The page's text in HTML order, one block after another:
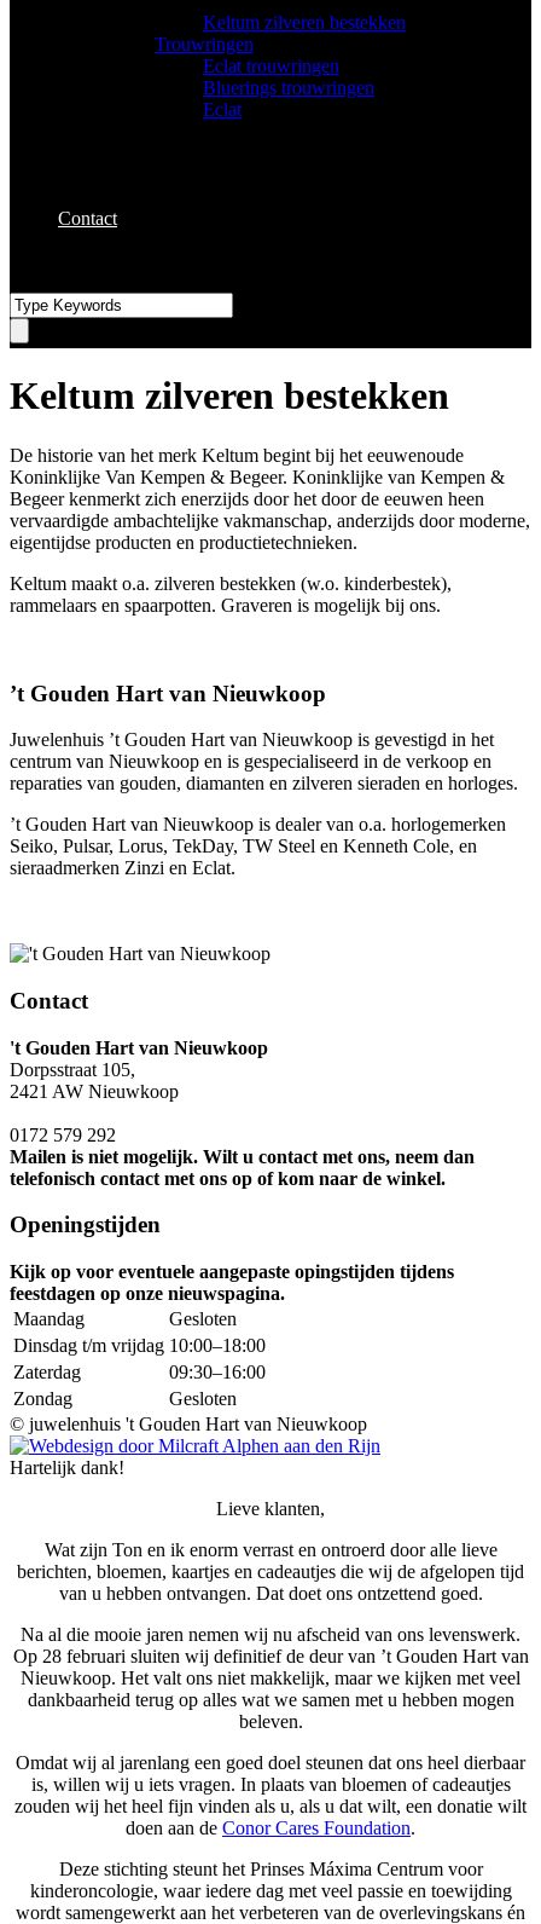
Keltum zilveren bestekken
Trouwringen
Eclat trouwringen
Bluerings trouwringen
Eclat
Contact
Keltum zilveren bestekken
De historie van het merk Keltum begint bij het eeuwenoude
Koninklijke Van Kempen & Begeer. Koninklijke van Kempen &
Begeer kenmerkt zich enerzijds door het door de eeuwen heen
vervaardigde ambachtelijke vakmanschap, anderzijds door moderne,
eigentijdse producten en productietechnieken.
Keltum maakt o.a. zilveren bestekken (w.o. kinderbestek),
rammelaars en spaarpotten. Graveren is mogelijk bij ons.
’t Gouden Hart van Nieuwkoop
Juwelenhuis ’t Gouden Hart van Nieuwkoop is gevestigd in het
centrum van Nieuwkoop en is gespecialiseerd in de verkoop en
reparaties van gouden, diamanten en zilveren sieraden en horloges.
’t Gouden Hart van Nieuwkoop is dealer van o.a. horlogemerken
Seiko, Pulsar, Lorus, TekDay, TW Steel en Kenneth Cole, en
sieraadmerken Zinzi en Eclat.
Contact
't Gouden Hart van Nieuwkoop
Dorpsstraat 105,
2421 AW Nieuwkoop
0172 579 292
Mailen is niet mogelijk. Wilt u contact met ons, neem dan
telefonisch contact met ons op of kom naar de winkel.
Openingstijden
Kijk op voor eventuele aangepaste opingstijden tijdens
feestdagen op onze nieuwspagina.
Maandag
Gesloten
Dinsdag t/m vrijdag 10:00–18:00
Zaterdag
09:30–16:00
Zondag
Gesloten
© juwelenhuis 't Gouden Hart van Nieuwkoop
Hartelijk dank!
Lieve klanten,
Wat zijn Ton en ik enorm verrast en ontroerd door alle lieve
berichten, bloemen, kaartjes en cadeautjes die wij de afgelopen tijd
van u hebben ontvangen. Dat doet ons ontzettend goed.
Na al die mooie jaren nemen wij nu afscheid van ons levenswerk.
Op 28 februari sluiten wij definitief de deur van ’t Gouden Hart van
Nieuwkoop. Het valt ons niet makkelijk, maar we kijken met veel
dankbaarheid terug op alles wat we samen met u hebben mogen
beleven.
Omdat wij al jarenlang een goed doel steunen dat ons heel dierbaar
is, willen wij u iets vragen. In plaats van bloemen of cadeautjes
zouden wij het heel fijn vinden als u, als u dat wilt, een donatie wilt
doen aan de Conor Cares Foundation.
Deze stichting steunt het Prinses Máxima Centrum voor
kinderoncologie, waar iedere dag met veel passie en toewijding
wordt samengewerkt aan het verbeteren van de overlevingskans én